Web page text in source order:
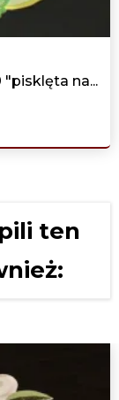
na...
ten